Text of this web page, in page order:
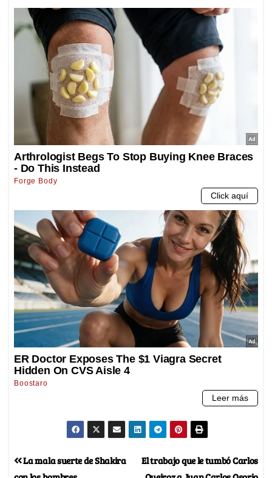
El trabajo que le tumbó Carlos
La mala suerte de Shakira